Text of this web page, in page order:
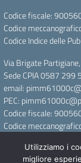
Codice fiscale:
Codice
Codice Indice delle
Via Brigate
Sede CPIA 0587
email:
PEC:
Codice fiscale:
Codice
Utilizziamo i
migliore